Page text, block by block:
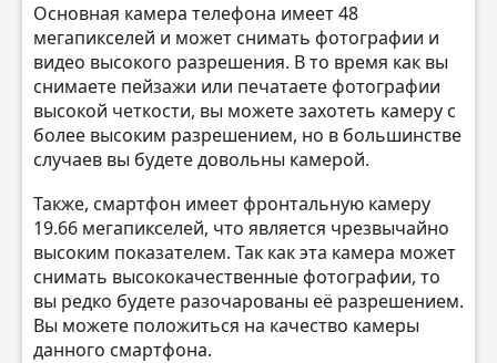
Основная камера телефона имеет 48
мегапикселей и может снимать фотографии и
видео высокого разрешения. В то время как вы
снимаете пейзажи или печатаете фотографии
высокой четкости, вы можете захотеть камеру с
более высоким разрешением, но в большинстве
случаев вы будете довольны камерой.
Также, смартфон имеет фронтальную камеру
19.66 мегапикселей, что является чрезвычайно
высоким показателем. Так как эта камера может
снимать высококачественные фотографии, то
вы редко будете разочарованы её разрешением.
Вы можете положиться на качество камеры
данного смартфона.